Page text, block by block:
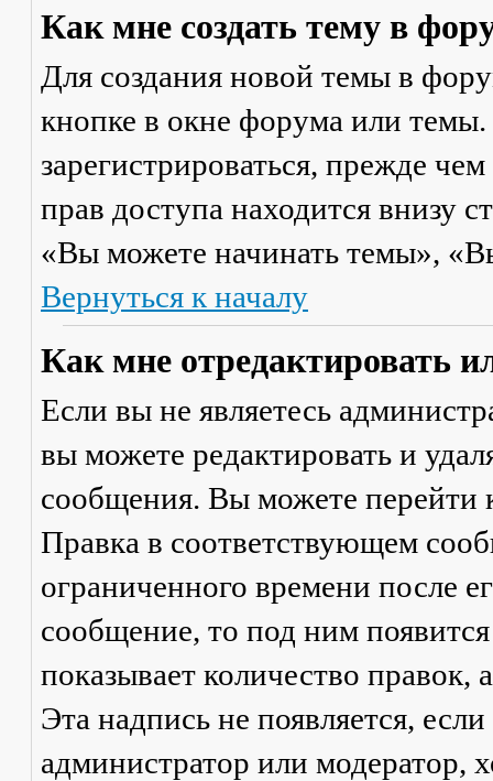
Как мне создать тему в
Для создания новой темы в
кнопке в окне форума или
зарегистрироваться, прежде
прав доступа находится внизу
«Вы можете начинать темы»,
Вернуться к началу
Как мне отредактировать
Если вы не являетесь
вы можете редактировать и
сообщения. Вы можете перейти
Правка в соответствующем
ограниченного времени после
сообщение, то под ним
показывает количество правок,
Эта надпись не появляется,
администратор или модератор,